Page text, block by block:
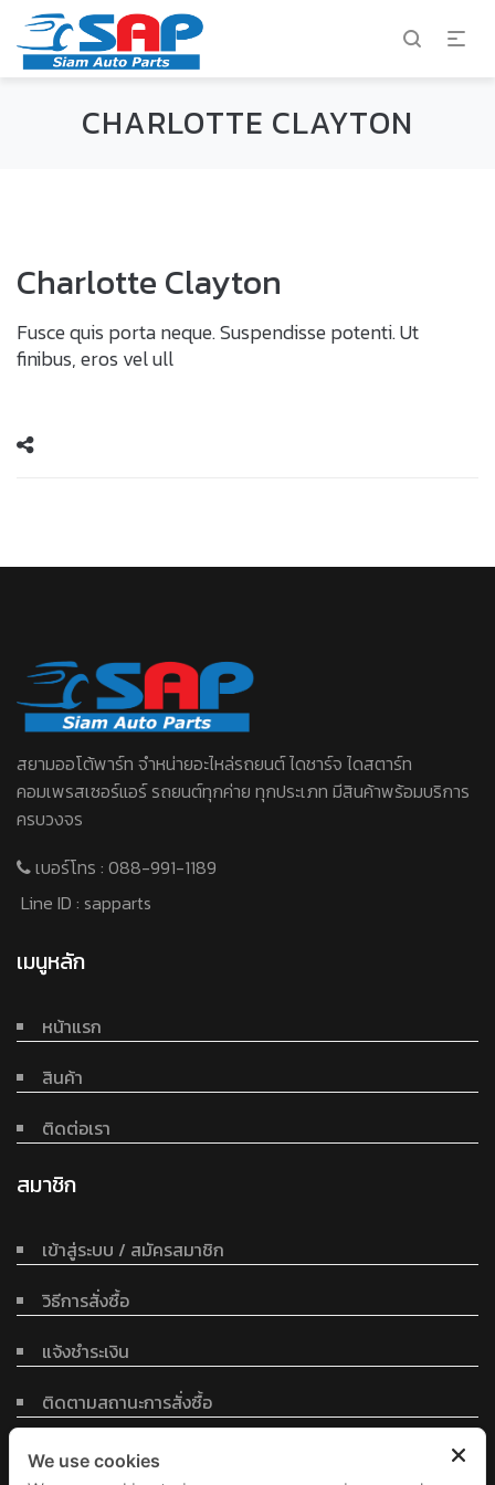
CHARLOTTE CLAYTON
Charlotte Clayton
Fusce quis porta neque. Suspendisse potenti. Ut
finibus, eros vel ull
สยามออโต้พาร์ท จําหน่ายอะไหล่รถยนต์ ไดชาร์จ ไดสตาร์ท
คอมเพรสเซอร์แอร์ รถยนต์ทุกค่าย ทุกประเภท มีสินค้าพร้อมบริการ
ครบวงจร
เบอร์โทร : 088-991-1189
Line ID : sapparts
เมนูหลัก
หน้าแรก
สินค้า
ติดต่อเรา
สมาชิก
เข้าสู่ระบบ / สมัครสมาชิก
วิธีการสั่งซื้อ
แจ้งชำระเงิน
ติดตามสถานะการสั่งซื้อ
ข้อตกลงและเงื่อนไข
We use cookies